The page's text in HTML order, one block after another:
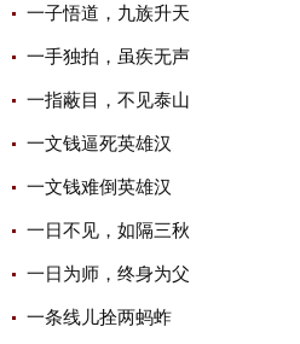
一子悟道，九族升天
一手独拍，虽疾无声
一指蔽目，不见泰山
一文钱逼死英雄汉
一文钱难倒英雄汉
一日不见，如隔三秋
一日为师，终身为父
一条线儿拴两蚂蚱